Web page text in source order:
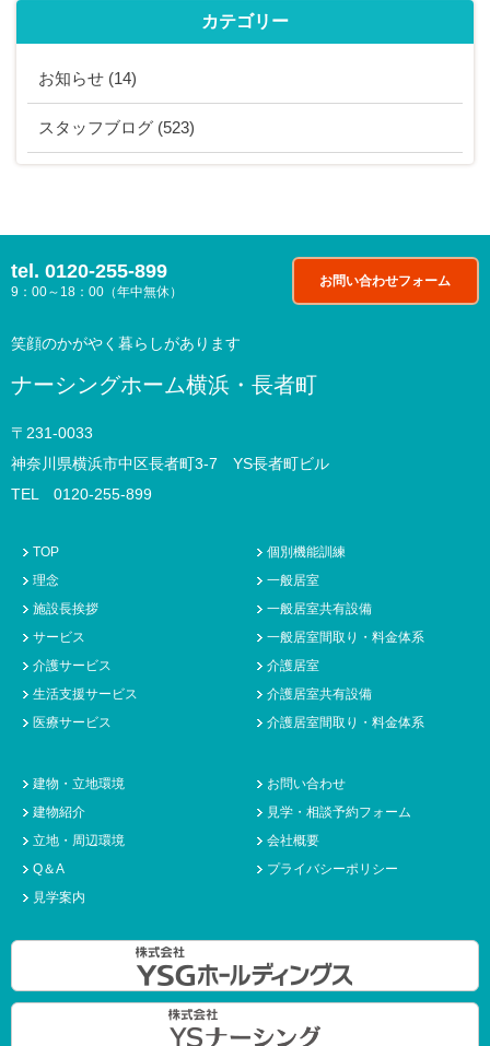
カテゴリー
お知らせ (14)
スタッフブログ (523)
お問い合わせフォーム
tel. 0120-255-899
9：00～18：00（年中無休）
笑顔のかがやく暮らしがあります
ナーシングホーム横浜・長者町
〒231-0033
神奈川県横浜市中区長者町3-7 YS長者町ビル
TEL 0120-255-899
TOP
理念
施設長挨拶
サービス
介護サービス
生活支援サービス
医療サービス
個別機能訓練
一般居室
一般居室共有設備
一般居室間取り・料金体系
介護居室
介護居室共有設備
介護居室間取り・料金体系
建物・立地環境
建物紹介
立地・周辺環境
Q＆A
見学案内
お問い合わせ
見学・相談予約フォーム
会社概要
プライバシーポリシー